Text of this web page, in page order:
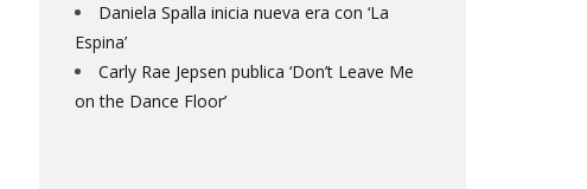
Daniela Spalla inicia nueva era con ‘La
Espina’
Carly Rae Jepsen publica ‘Don’t Leave Me
on the Dance Floor’